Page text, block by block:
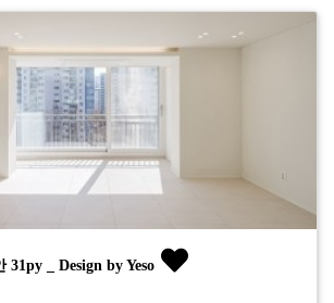
31py _ Design by Yeso